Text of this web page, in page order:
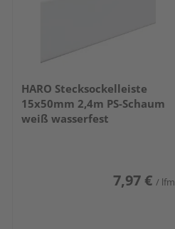
HARO Stecksockelleiste
15x50mm 2,4m PS-Schaum
weiß wasserfest
7,97 € / lfm